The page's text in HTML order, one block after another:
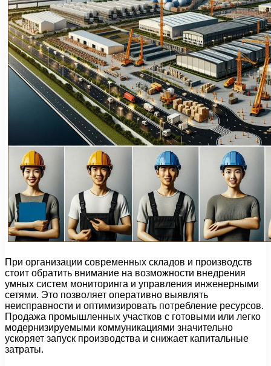
При организации современных складов и производств
стоит обратить внимание на возможности внедрения
умных систем мониторинга и управления инженерными
сетями. Это позволяет оперативно выявлять
неисправности и оптимизировать потребление ресурсов.
Продажа промышленных участков с готовыми или легко
модернизируемыми коммуникациями значительно
ускоряет запуск производства и снижает капитальные
затраты.